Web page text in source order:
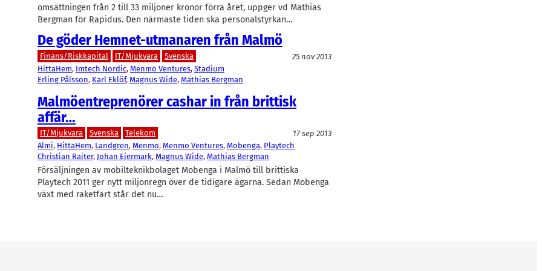
omsättningen från 2 till 33 miljoner kronor förra året, uppger vd Mathias
Bergman för Rapidus. Den närmaste tiden ska personalstyrkan…
De göder Hemnet-utmanaren från Malmö
Finans/Riskkapital IT/Mjukvara Svenska
25 nov 2013
HittaHem, Imtech Nordic, Menmo Ventures, Stadium
Erling Pålsson, Karl Eklöf, Magnus Wide, Mathias Bergman
Malmöentreprenörer cashar in från brittisk
affär…
IT/Mjukvara Svenska Telekom
17 sep 2013
Almi, HittaHem, Landgren, Menmo, Menmo Ventures, Mobenga, Playtech
Christian Rajter, Johan Ejermark, Magnus Wide, Mathias Bergman
Försäljningen av mobilteknikbolaget Mobenga i Malmö till brittiska
Playtech 2011 ger nytt miljonregn över de tidigare ägarna. Sedan Mobenga
växt med raketfart står det nu…